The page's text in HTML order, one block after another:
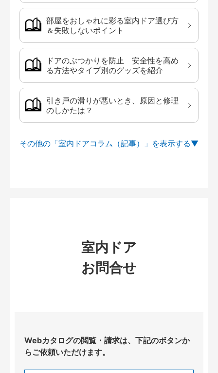
部屋をおしゃれに彩る室内ドア選び方
＆失敗しないポイント
ドアのぶつかりを防止 安全性を高め
る方法やタイプ別のグッズを紹介
引き戸の滑りが悪いとき、原因と修理
のしかたは？
その他の「室内ドアコラム（記事）」を
室内ドア
お問合せ
Webカタログの閲覧・請求は、下記のボタンか
らご依頼いただけます。